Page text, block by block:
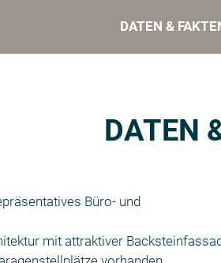
DATEN &
DATEN
Büro- und
mit attraktiver